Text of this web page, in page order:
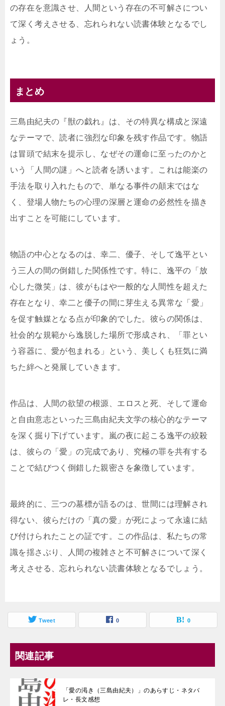
の存在を意識させ、人間という存在の不可解さについ
て深く考えさせる、忘れられない読書体験となるでし
ょう。
まとめ
三島由紀夫の『獣の戯れ』は、その特異な構成と深遠
なテーマで、読者に強烈な印象を残す作品です。物語
は冒頭で結末を提示し、なぜその運命に至ったのかと
いう「人間の謎」へと読者を誘います。これは能楽の
手法を取り入れたもので、単なる事件の顛末ではな
く、登場人物たちの心理の深層と運命の必然性を描き
出すことを可能にしています。
物語の中心となるのは、幸二、優子、そして逸平とい
う三人の間の倒錯した関係性です。特に、逸平の「放
心した微笑」は、彼がもはや一般的な人間性を超えた
存在となり、幸二と優子の間に芽生える異常な「愛」
を促す触媒となる点が印象的でした。彼らの関係は、
社会的な規範から逸脱した場所で形成され、「罪とい
う容器に、愛が包まれる」という、美しくも狂気に満
ちた絆へと発展していきます。
作品は、人間の欲望の根源、エロスと死、そして運命
と自由意志といった三島由紀夫文学の核心的なテーマ
を深く掘り下げています。嵐の夜に起こる逸平の絞殺
は、彼らの「愛」の完成であり、究極の罪を共有する
ことで結びつく倒錯した親密さを象徴しています。
最終的に、三つの墓標が語るのは、世間には理解され
得ない、彼らだけの「真の愛」が死によって永遠に結
び付けられたことの証です。この作品は、私たちの常
識を揺さぶり、人間の複雑さと不可解さについて深く
考えさせる、忘れられない読書体験となるでしょう。
Tweet 0 0
関連記事
「愛の渇き（三島由紀夫）」のあらすじ・ネタバ
レ・長文感想